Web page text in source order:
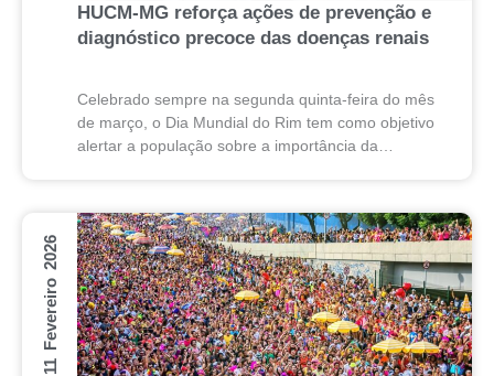
HUCM-MG reforça ações de prevenção e
diagnóstico precoce das doenças renais
Celebrado sempre na segunda quinta-feira do mês
de março, o Dia Mundial do Rim tem como objetivo
alertar a população sobre a importância da
11 Fevereiro 2026